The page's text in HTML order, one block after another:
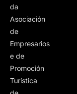
da
Asociación
de
Empresarios
e de
Promoción
Turística